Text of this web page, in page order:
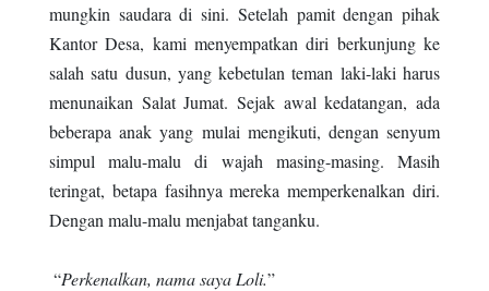
mungkin saudara di sini. Setelah pamit dengan pihak
Kantor Desa, kami menyempatkan diri berkunjung ke
salah satu dusun, yang kebetulan teman laki-laki harus
menunaikan Salat Jumat. Sejak awal kedatangan, ada
beberapa anak yang mulai mengikuti, dengan senyum
simpul malu-malu di wajah masing-masing. Masih
teringat, betapa fasihnya mereka memperkenalkan diri.
Dengan malu-malu menjabat tanganku.
“Perkenalkan, nama saya Loli.”